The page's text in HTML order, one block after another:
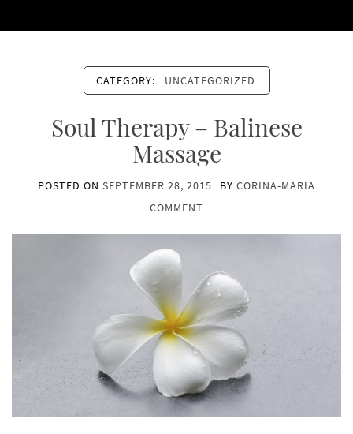
CATEGORY: UNCATEGORIZED
Soul Therapy – Balinese
Massage
POSTED ON SEPTEMBER 28, 2015 BY CORINA-MARIA
COMMENT